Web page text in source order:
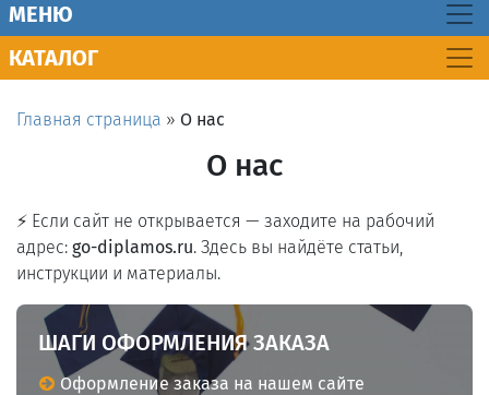
MEНЮ
КАТАЛОГ
Главная страница » О нас
О нас
⚡ Если сайт не открывается — заходите на рабочий
адрес: go-diplamos.ru. Здесь вы найдёте статьи,
инструкции и материалы.
ШАГИ ОФОРМЛЕНИЯ ЗАКАЗА
Оформление заказа на нашем сайте